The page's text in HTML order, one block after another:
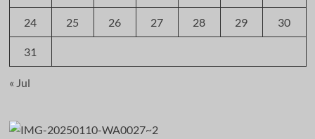
24 25 26 27 28 29 30
31
« Jul